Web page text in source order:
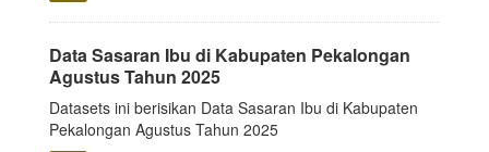
Data Sasaran Ibu di Kabupaten Pekalongan
Agustus Tahun 2025
Datasets ini berisikan Data Sasaran Ibu di Kabupaten
Pekalongan Agustus Tahun 2025